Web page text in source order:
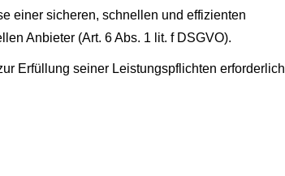
einer sicheren, schnellen und effizienten
Anbieter (Art. 6 Abs. 1 lit. f DSGVO).
Erfüllung seiner Leistungspflichten erforderlich